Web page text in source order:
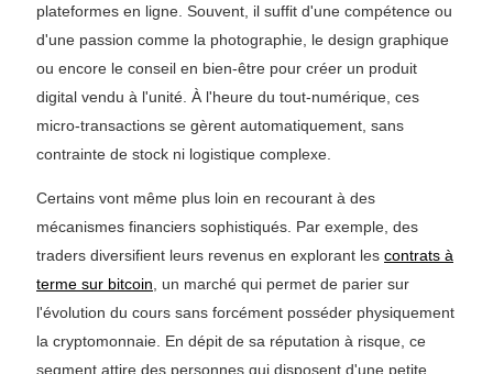
plateformes en ligne. Souvent, il suffit d'une compétence ou
d'une passion comme la photographie, le design graphique
ou encore le conseil en bien-être pour créer un produit
digital vendu à l'unité. À l'heure du tout-numérique, ces
micro-transactions se gèrent automatiquement, sans
contrainte de stock ni logistique complexe.
Certains vont même plus loin en recourant à des
mécanismes financiers sophistiqués. Par exemple, des
traders diversifient leurs revenus en explorant les contrats à
terme sur bitcoin , un marché qui permet de parier sur
l'évolution du cours sans forcément posséder physiquement
la cryptomonnaie. En dépit de sa réputation à risque, ce
segment attire des personnes qui disposent d'une petite